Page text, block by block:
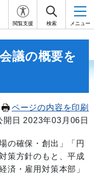
閲覧支援 検索 メニュー
議の概要を
ページの内容を印刷
開日 2023年03月06日
の確保・創出」「円
策方針のもと、平成
済・雇用対策本部」